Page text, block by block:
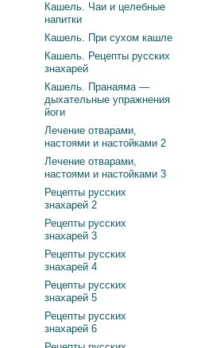
Кашель. Чаи и целебные
напитки
Кашель. При сухом кашле
Кашель. Рецепты русских
знахарей
Кашель. Пранаяма —
дыхательные упражнения
йоги
Лечение отварами,
настоями и настойками 2
Лечение отварами,
настоями и настойками 3
Рецепты русских
знахарей 2
Рецепты русских
знахарей 3
Рецепты русских
знахарей 4
Рецепты русских
знахарей 5
Рецепты русских
знахарей 6